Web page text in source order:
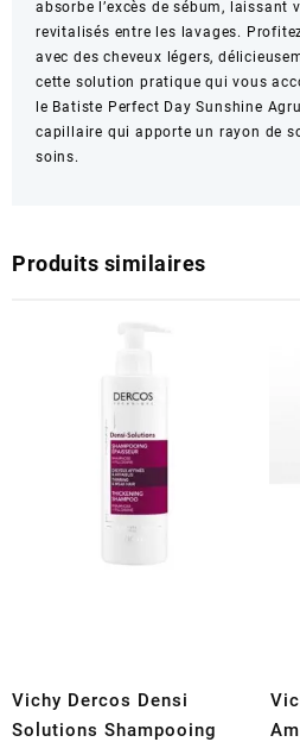
absorbe l’excès de sébum, laissant
revitalisés entre les lavages.
avec des cheveux légers,
cette solution pratique qui vous
le Batiste Perfect Day Sunshine
capillaire qui apporte un rayon de
soins.
Produits similaires
Vichy Dercos Densi
Solutions Shampooing